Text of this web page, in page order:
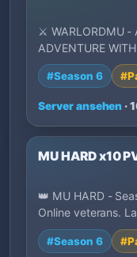
⚔️ WARLORDMU -
ADVENTURE
BATTLES, POW…
#Season 6
Server ansehen ·
MU HARD x10
👑 MU HARD -
Online veterans.
la…
#Season 6